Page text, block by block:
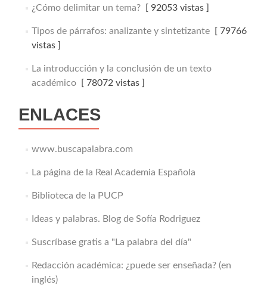
¿Cómo delimitar un tema?[ 92053 vistas ]
Tipos de párrafos: analizante y sintetizante[ 79766
vistas ]
La introducción y la conclusión de un texto
académico[ 78072 vistas ]
ENLACES
www.buscapalabra.com
La página de la Real Academia Española
Biblioteca de la PUCP
Ideas y palabras. Blog de Sofía Rodriguez
Suscríbase gratis a "La palabra del día"
Redacción académica: ¿puede ser enseñada? (en
inglés)